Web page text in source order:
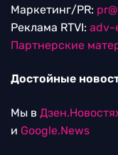
Маркетинг/PR:
Реклама RTVI: adv-
Партнерские
Достойные
Мы в
и Google.News